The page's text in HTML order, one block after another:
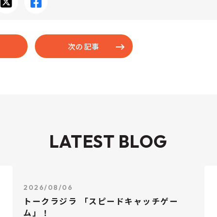
次の記事
LATEST BLOG
2026/08/06
トークラジラ 「スピードキャッチゲー
ム」！